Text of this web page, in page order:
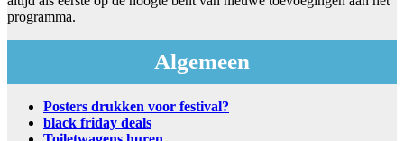
programma.
Algemeen
Posters drukken voor festival?
black friday deals